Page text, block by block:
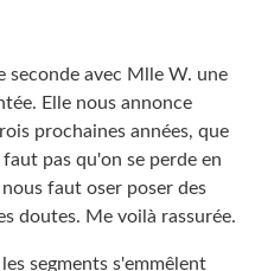
seconde avec Mlle W. une
Elle nous annonce
prochaines années, que
pas qu'on se perde en
faut oser poser des
doutes. Me voilà rassurée.
segments s'emmêlent